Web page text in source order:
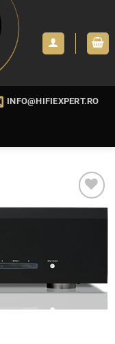
INFO@HIFIEXPERT.RO
WISHLIST